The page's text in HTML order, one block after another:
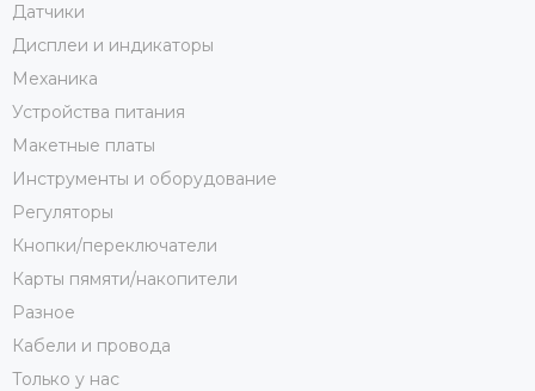
Датчики
Дисплеи и индикаторы
Механика
Устройства питания
Макетные платы
Инструменты и оборудование
Регуляторы
Кнопки/переключатели
Карты пямяти/накопители
Разное
Кабели и провода
Только у нас